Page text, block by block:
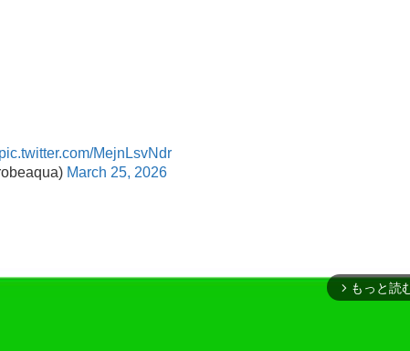
pic.twitter.com/MejnLsvNdr
March 25, 2026
arrow_forward_ios もっと読